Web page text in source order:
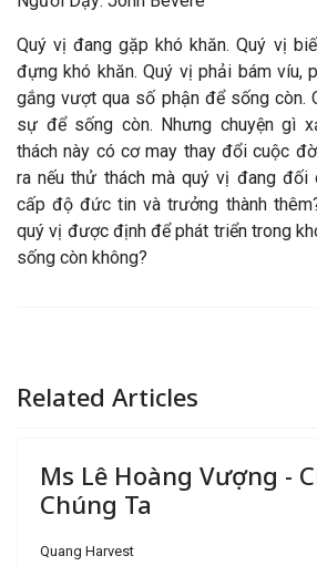
Quý vị đang gặp khó khăn. Quý vị
đựng khó khăn. Quý vị phải bám víu,
gắng vượt qua số phận để sống còn.
sự để sống còn. Nhưng chuyện gì
thách này có cơ may thay đổi cuộc
ra nếu thử thách mà quý vị đang
cấp độ đức tin và trưởng thành
quý vị được định để phát triển trong
sống còn không?
Related Articles
Ms Lê Hoàng Vượng -
Chúng Ta
Quang Harvest